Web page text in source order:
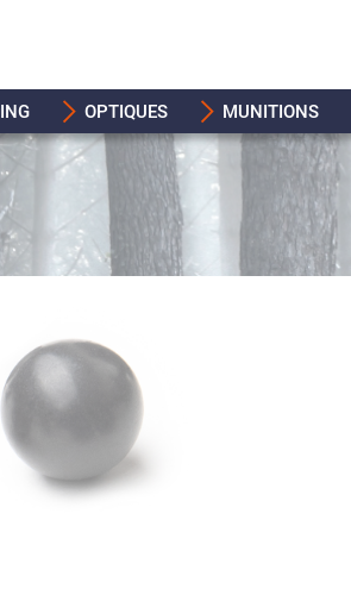
OPTIQUES MUNITIONS